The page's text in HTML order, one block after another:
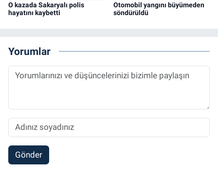
O kazada Sakaryalı polis
hayatını kaybetti
Otomobil yangını büyümeden
söndürüldü
Yorumlar
Gönder